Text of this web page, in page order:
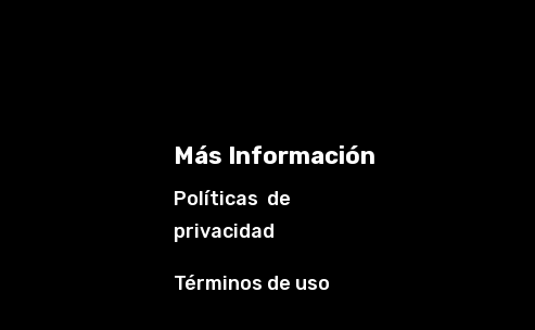
Más Información
Políticas de
privacidad
Términos de uso